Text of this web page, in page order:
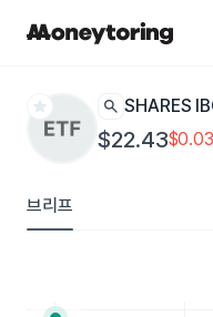
star search ISHARES
$22.43
브리프